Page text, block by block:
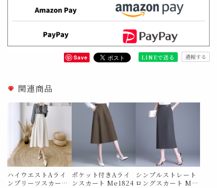
Save LINEで送る 通報する
関連商品
ハイウエストAライ
ンプリーツスカート
ポケット付きAライ
ンスカート Me1824
シンプルストレート
ロングスカート Me1